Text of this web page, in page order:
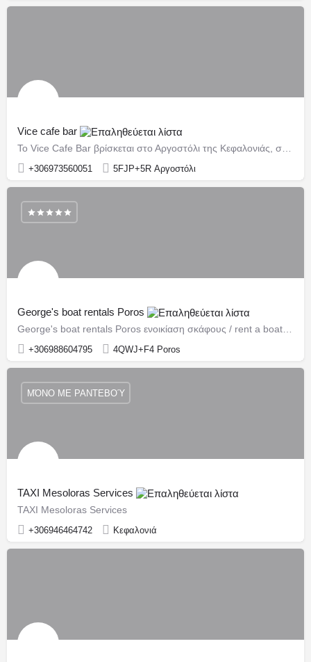
Vice cafe bar
Το Vice Cafe Bar βρίσκεται στο Αργοστόλι της Κεφαλονιάς, στη λεωφόρο Ριζοσπαστών 13, σε δεντροφυτεμένο δρόμο…
+306973560051 5FJP+5R Αργοστόλι
George's boat rentals Poros
George's boat rentals Poros ενοικίαση σκάφους / rent a boat Πόρος / Poros
+306988604795 4QWJ+F4 Poros
TAXI Mesoloras Services
TAXI Mesoloras Services
+306946464742 Κεφαλονιά
ΜΌΝΟ ΜΕ ΡΑΝΤΕΒΟΎ